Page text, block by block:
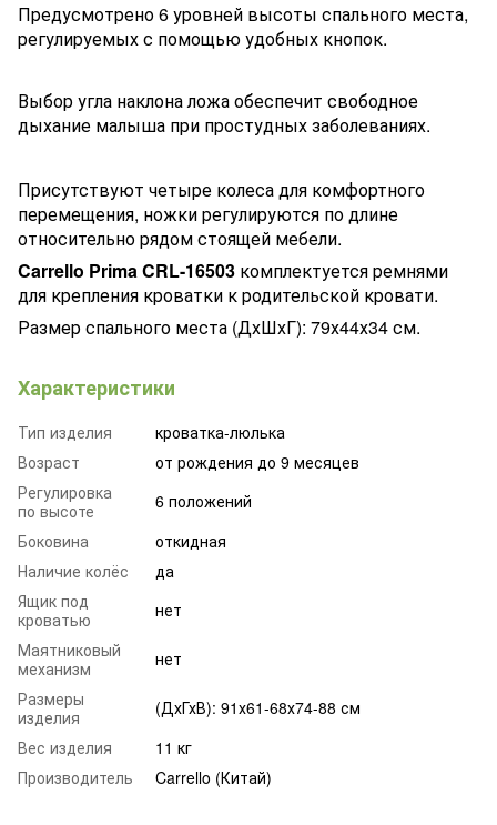
Предусмотрено 6 уровней высоты спального места,
регулируемых с помощью удобных кнопок.
Выбор угла наклона ложа обеспечит свободное
дыхание малыша при простудных заболеваниях.
Присутствуют четыре колеса для комфортного
перемещения, ножки регулируются по длине
относительно рядом стоящей мебели.
Carrello Prima CRL-16503 комплектуется ремнями
для крепления кроватки к родительской кровати.
Размер спального места (ДхШхГ): 79х44х34 см.
Характеристики
Тип изделия
кроватка-люлька
Возраст
от рождения до 9 месяцев
Регулировка
по высоте
6 положений
Боковина
откидная
Наличие колёс
да
Ящик под
кроватью
нет
Маятниковый
механизм
нет
Размеры
изделия
(ДхГхВ): 91х61-68х74-88 см
Вес изделия
11 кг
Производитель
Carrello (Китай)